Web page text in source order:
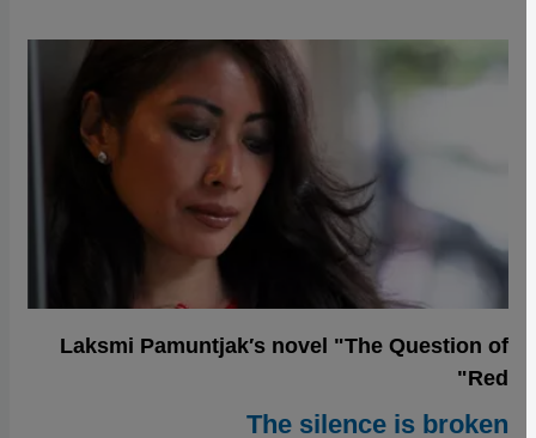
Laksmi Pamuntjak′s novel "The Question of
Red"
The silence is broken